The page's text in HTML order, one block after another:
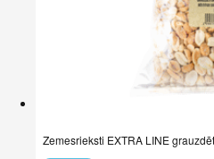
Zemesrieksti EXTRA LINE